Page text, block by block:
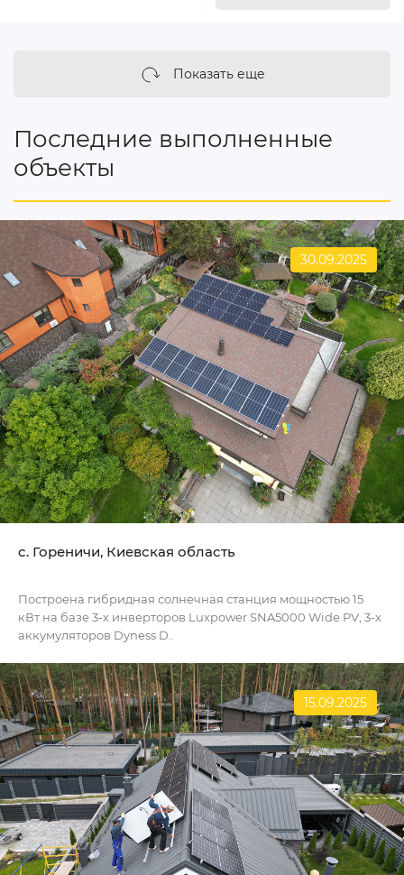
Показать еще
Последние выполненные
объекты
30.09.2025
c. Гореничи, Киевская область
Построена гибридная солнечная станция мощностью 15
кВт на базе 3-х инверторов Luxpower SNA5000 Wide PV, 3-х
аккумуляторов Dyness D..
15.09.2025